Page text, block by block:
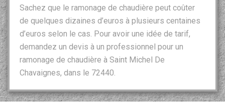
Sachez que le ramonage de chaudière peut coûter
de quelques dizaines d’euros à plusieurs centaines
d’euros selon le cas. Pour avoir une idée de tarif,
demandez un devis à un professionnel pour un
ramonage de chaudière à Saint Michel De
Chavaignes, dans le 72440.